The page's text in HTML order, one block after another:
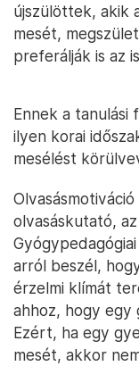
újszülöttek, akik
mesét,
preferálják is az
Ennek a tanulási
ilyen korai
mesélést
olvasáskutató,
arról beszél,
érzelmi klímát
ahhoz, hogy egy
Ezért, ha egy
mesét, akkor